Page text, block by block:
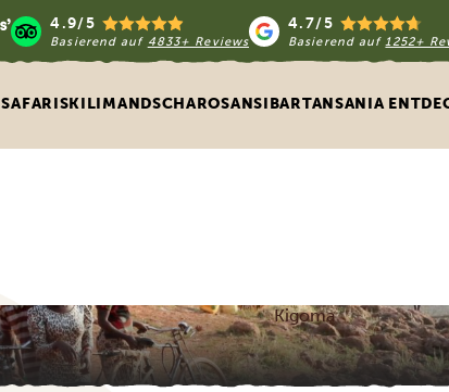
4.9/5
Basierend auf 4833+ Reviews
4.7/5
Basierend auf1252+
SAFARISKILIMANDSCHAROSANSIBARTANSANIA
Kigoma